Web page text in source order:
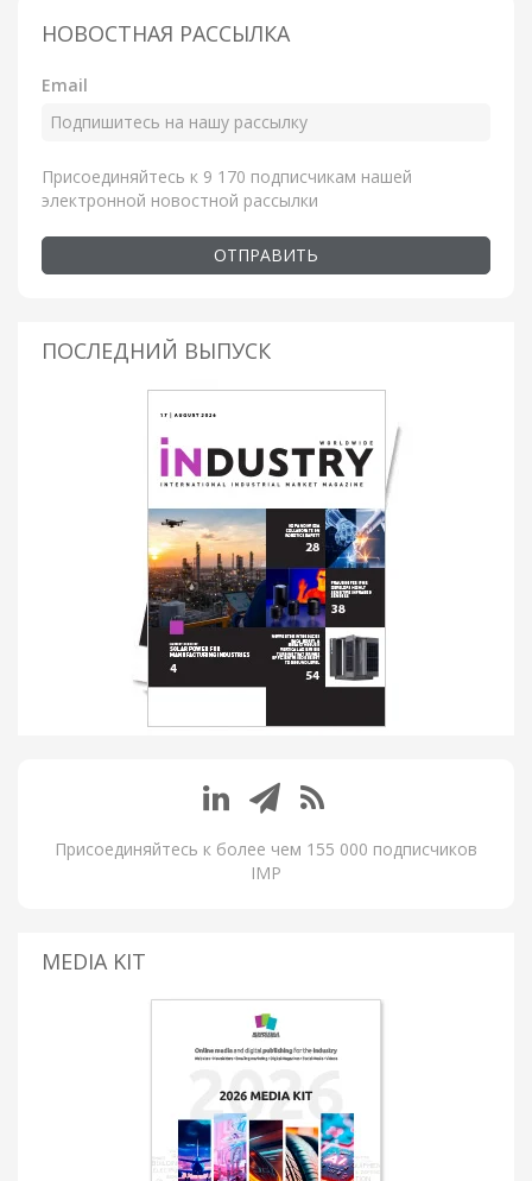
НОВОСТНАЯ РАССЫЛКА
Email
Присоединяйтесь к 9 170 подписчикам нашей
электронной новостной рассылки
ОТПРАВИТЬ
ПОСЛЕДНИЙ ВЫПУСК
Присоединяйтесь к более чем 155 000 подписчиков
IMP
MEDIA KIT